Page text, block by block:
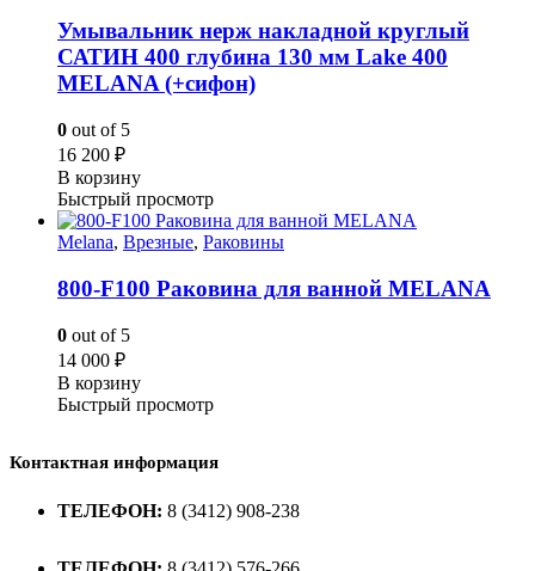
Умывальник нерж накладной круглый
САТИН 400 глубина 130 мм Lake 400
MELANA (+сифон)
0 out of 5
16 200 ₽
В корзину
Быстрый просмотр
Melana, Врезные, Раковины
800-F100 Раковина для ванной MELANA
0 out of 5
14 000 ₽
В корзину
Быстрый просмотр
Контактная информация
ТЕЛЕФОН: 8 (3412) 908-238